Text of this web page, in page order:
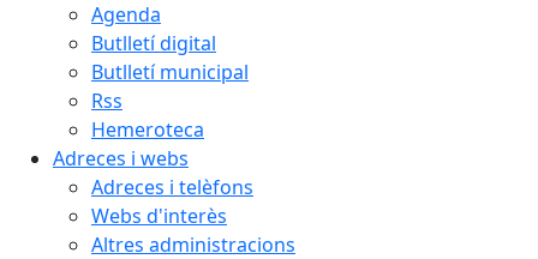
Agenda
Butlletí digital
Butlletí municipal
Rss
Hemeroteca
Adreces i webs
Adreces i telèfons
Webs d'interès
Altres administracions